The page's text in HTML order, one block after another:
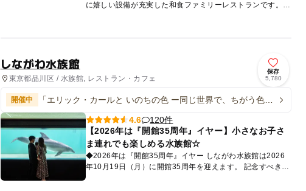
に嬉しい設備が充実した和食ファミリーレストランです。
しながわ水族館
東京都品川区 / 水族館, レストラン・カフェ
保存
5,780
開催中
「エリック・カールと いのちの色 ー同じ世界で、ちがう色
ー」
4.6
120件
【2026年は『開館35周年』イヤー】小さなお子さ
ま連れでも楽しめる水族館☆
◆2026年は『開館35周年』イヤー しながわ水族館は2026
年10月19日（月）に開館35周年を迎えます。 記念すべきア
ニバーサリーイヤーである2026年は、1年を通し...